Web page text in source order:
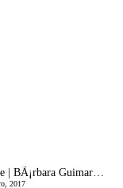
Ela, MÃ£e | BÃ¡rbara GuimarÃ£es
2017